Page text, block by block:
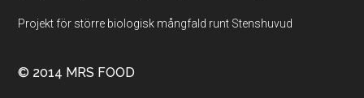
Projekt för större biologisk mångfald runt Stenshuvud
© 2014 MRS FOOD